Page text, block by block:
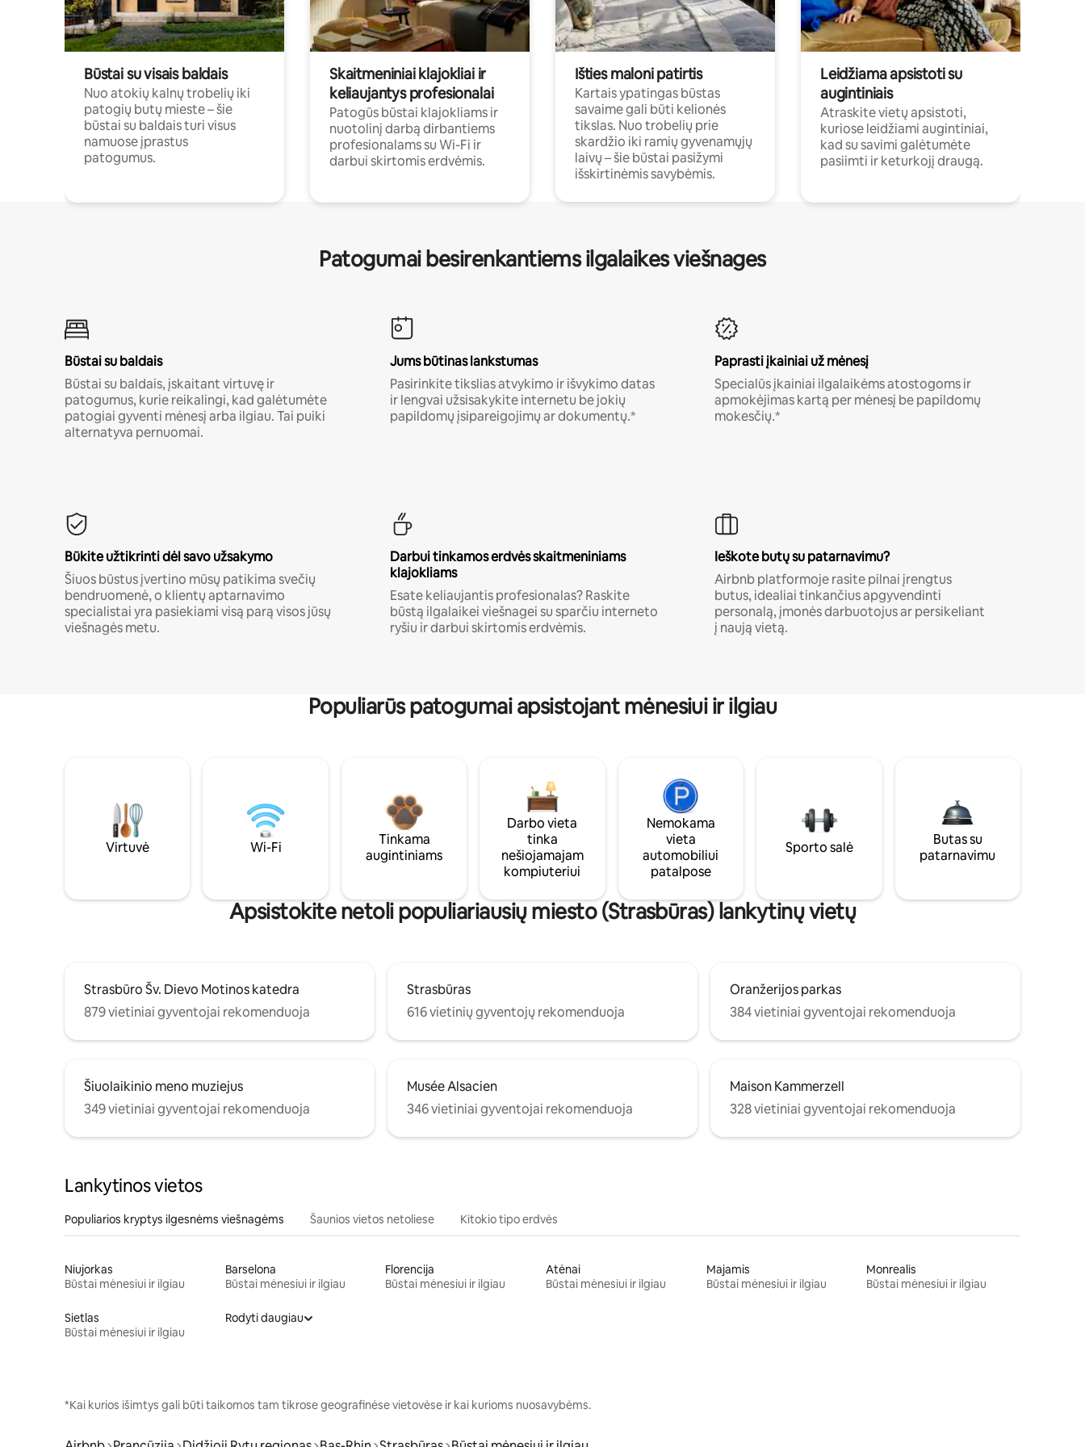
Būstai su visais baldais
Nuo atokių kalnų trobelių iki
patogių butų mieste – šie
būstai su baldais turi visus
namuose įprastus
patogumus.
Skaitmeniniai klajokliai ir
keliaujantys profesionalai
Patogūs būstai klajokliams ir
nuotolinį darbą dirbantiems
profesionalams su Wi-Fi ir
darbui skirtomis erdvėmis.
Išties maloni patirtis
Kartais ypatingas būstas
savaime gali būti kelionės
tikslas. Nuo trobelių prie
skardžio iki ramių gyvenamųjų
laivų – šie būstai pasižymi
išskirtinėmis savybėmis.
Leidžiama apsistoti su
augintiniais
Atraskite vietų apsistoti,
kuriose leidžiami augintiniai,
kad su savimi galėtumėte
pasiimti ir keturkojį draugą.
Patogumai besirenkantiems ilgalaikes viešnages
Būstai su baldais
Būstai su baldais, įskaitant virtuvę ir
patogumus, kurie reikalingi, kad galėtumėte
patogiai gyventi mėnesį arba ilgiau. Tai puiki
alternatyva pernuomai.
Jums būtinas lankstumas
Pasirinkite tikslias atvykimo ir išvykimo datas
ir lengvai užsisakykite internetu be jokių
papildomų įsipareigojimų ar dokumentų.*
Paprasti įkainiai už mėnesį
Specialūs įkainiai ilgalaikėms atostogoms ir
apmokėjimas kartą per mėnesį be papildomų
mokesčių.*
Būkite užtikrinti dėl savo užsakymo
Šiuos būstus įvertino mūsų patikima svečių
bendruomenė, o klientų aptarnavimo
specialistai yra pasiekiami visą parą visos jūsų
viešnagės metu.
Darbui tinkamos erdvės skaitmeniniams
klajokliams
Esate keliaujantis profesionalas? Raskite
būstą ilgalaikei viešnagei su sparčiu interneto
ryšiu ir darbui skirtomis erdvėmis.
Ieškote butų su patarnavimu?
Airbnb platformoje rasite pilnai įrengtus
butus, idealiai tinkančius apgyvendinti
personalą, įmonės darbuotojus ar persikeliant
į naują vietą.
Populiarūs patogumai apsistojant mėnesiui ir ilgiau
Virtuvė Wi-Fi
Tinkama
augintiniams
Darbo vieta
tinka
nešiojamajam
kompiuteriui
Nemokama
vieta
automobiliui
patalpose
Sporto salė
Butas su
patarnavimu
Apsistokite netoli populiariausių miesto (Strasbūras) lankytinų vietų
Strasbūro Šv. Dievo Motinos katedra
879 vietiniai gyventojai rekomenduoja
Strasbūras
616 vietinių gyventojų rekomenduoja
Oranžerijos parkas
384 vietiniai gyventojai rekomenduoja
Šiuolaikinio meno muziejus
349 vietiniai gyventojai rekomenduoja
Musée Alsacien
346 vietiniai gyventojai rekomenduoja
Maison Kammerzell
328 vietiniai gyventojai rekomenduoja
Lankytinos vietos
Populiarios kryptys ilgesnėms viešnagėms Šaunios vietos netoliese Kitokio tipo erdvės
Niujorkas
Būstai mėnesiui ir ilgiau
Barselona
Būstai mėnesiui ir ilgiau
Florencija
Būstai mėnesiui ir ilgiau
Atėnai
Būstai mėnesiui ir ilgiau
Majamis
Būstai mėnesiui ir ilgiau
Monrealis
Būstai mėnesiui ir ilgiau
Sietlas
Būstai mėnesiui ir ilgiau
Rodyti daugiau
*Kai kurios išimtys gali būti taikomos tam tikrose geografinėse vietovėse ir kai kurioms nuosavybėms.